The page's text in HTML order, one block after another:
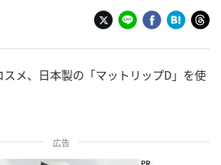
メ、日本製の「マットリップD」を使
広告